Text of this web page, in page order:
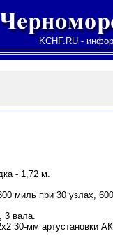
KCHF.RU -
- 1,72 м.
миль при 30 узлах,
3 вала.
30-мм артустановки